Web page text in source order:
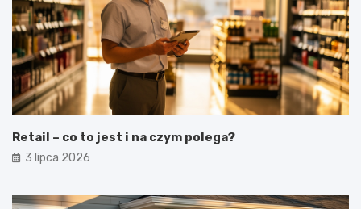
Retail – co to jest i na czym polega?
3 lipca 2026